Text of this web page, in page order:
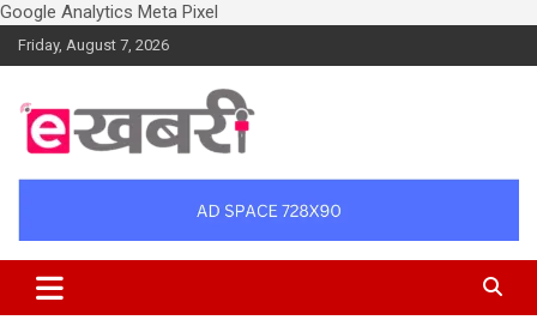
Google Analytics Meta Pixel
Skip
to
Friday, August 7, 2026
Ekhabri.com